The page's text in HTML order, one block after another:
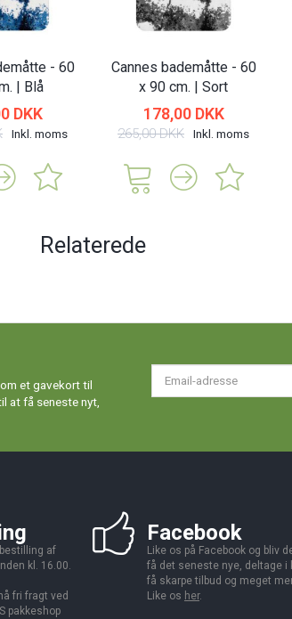
- 60
| Blå
DKK
Inkl. moms
Cannes bademåtte - 60
x 90 cm. | Sort
178,00 DKK
265,00 DKK Inkl. moms
Relaterede
et gavekort til
at få seneste nyt,
af
kl. 16.00.
fri fragt ved
pakkeshop
Facebook
Like os på Facebook og bliv
få det seneste nye, deltage i
få skarpe tilbud og meget
Like os her.